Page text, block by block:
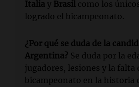
Italia y Brasil como los
logrado el bicampeonato.
¿Por qué se duda de la
Argentina? Se duda por la
jugadores, lesiones y la falta
bicampeonato en la historia